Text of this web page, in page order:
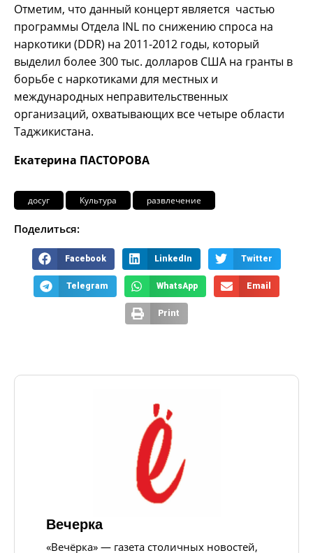
Отметим, что данный концерт является частью
программы Отдела INL по снижению спроса на
наркотики (DDR) на 2011-2012 годы, который
выделил более 300 тыс. долларов США на гранты в
борьбе с наркотиками для местных и
международных неправительственных
организаций, охватывающих все четыре области
Таджикистана.
Екатерина ПАСТОРОВА
досуг Культура развлечение
Поделиться:
Facebook LinkedIn Twitter
Telegram WhatsApp Email
Print
Вечерка
«Вечёрка» — газета столичных новостей,